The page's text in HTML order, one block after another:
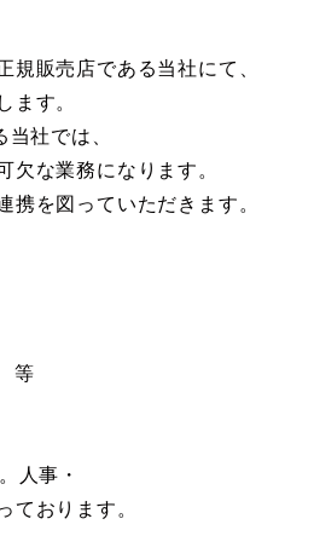
規販売店である当社にて、
ます。
社では、
欠な業務になります。
携を図っていただきます。
等
人事・
ております。